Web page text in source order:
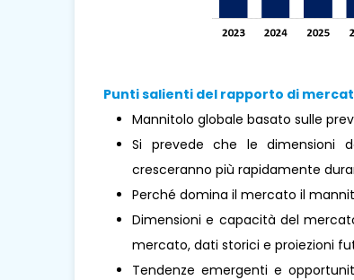
Punti salienti del rapporto di
Mannitolo globale basato sulle
Si prevede che le dimensioni
cresceranno più rapidamente
Perché domina il mercato il
Dimensioni e capacità del
mercato, dati storici e proiezioni
Tendenze emergenti e